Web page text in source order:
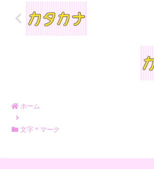
ホーム
文字＊マーク